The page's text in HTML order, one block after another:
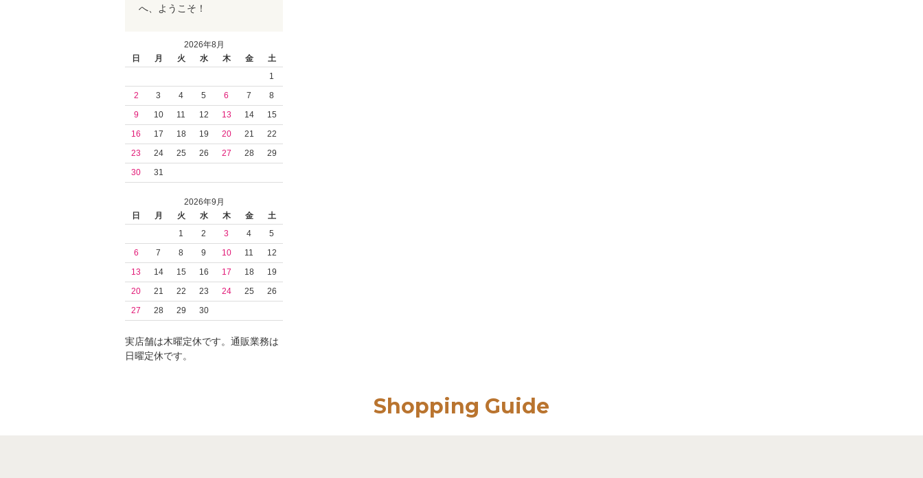
へ、ようこそ！
2026年8月
日
月 火 水 木 金
土
1
2
3 4 5 6 7
8
9
10 11 12 13 14
15
16
17 18 19 20 21
22
23
24 25 26 27 28
29
30
31
2026年9月
日
月 火 水 木 金
土
1
2 3 4
5
6
7 8 9 10 11
12
13
14 15 16 17 18
19
20
21 22 23 24 25
26
27
28 29 30
実店舗は木曜定休です。通販業務は
日曜定休です。
Shopping Guide